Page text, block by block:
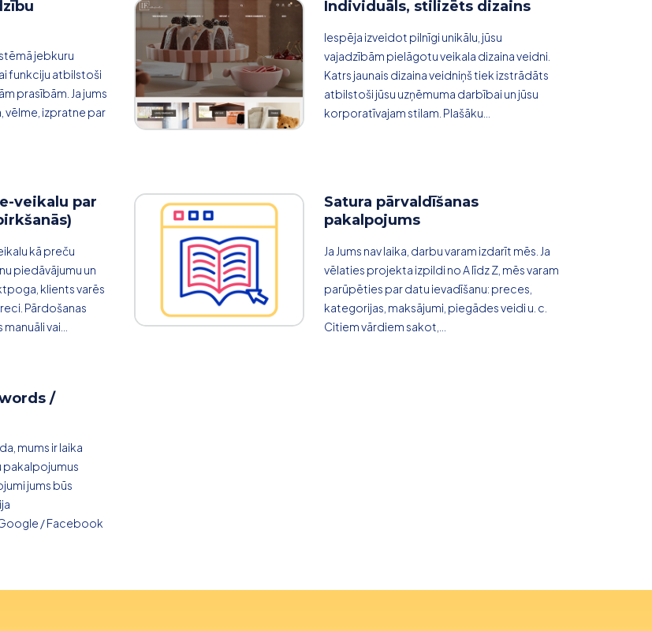
jebkuru
funkciju atbilstoši
prasībām. Ja jums
vēlme, izpratne par
Individuāls, stilizēts dizains
Iespēja izveidot pilnīgi unikālu, jūsu
vajadzībām pielāgotu veikala dizaina veidni.
Katrs jaunais dizaina veidniņš tiek izstrādāts
atbilstoši jūsu uzņēmuma darbībai un jūsu
korporatīvajam stilam. Plašāku...
veikalu par
kā preču
piedāvājumu un
klients varēs
Pārdošanas
vai...
Satura pārvaldīšanas
pakalpojums
Ja Jums nav laika, darbu varam izdarīt mēs. Ja
vēlaties projekta izpildi no A līdz Z, mēs varam
parūpēties par datu ievadīšanu: preces,
kategorijas, maksājumi, piegādes veidi u. c.
Citiem vārdiem sakot,...
/
mums ir laika
pakalpojumus
jums būs
/ Facebook